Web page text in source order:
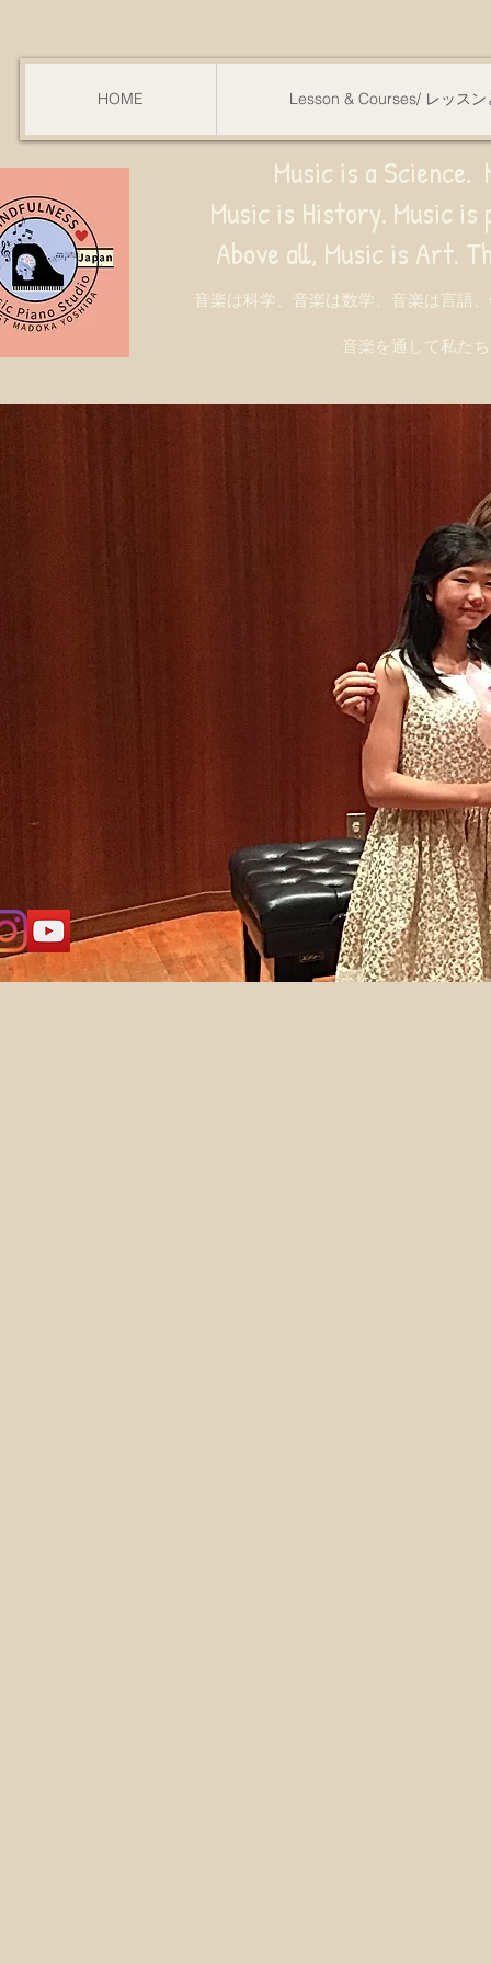
HOME Lesson & Courses/ レッスン
Music is a
Music is History. Music is
all, Music is Art. Through music,
音楽は科学、音楽は数学、音楽は言語
音楽を通して私た